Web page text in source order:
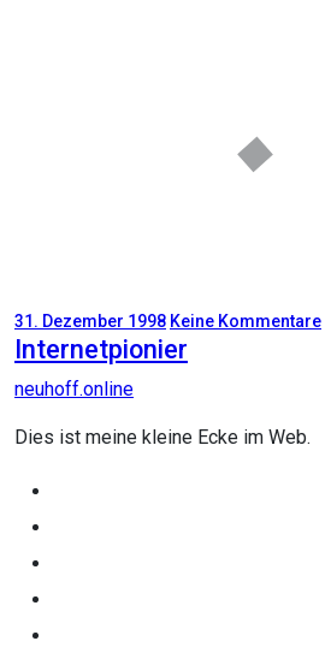
31. Dezember 1998 Keine Kommentare
Internetpionier
neuhoff.online
Dies ist meine kleine Ecke im Web.